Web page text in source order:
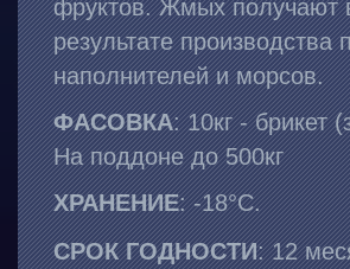
фруктов. Жмых получают
результате производства
наполнителей и морсов.
ФАСОВКА: 10кг - брикет
На поддоне до 500кг
ХРАНЕНИЕ: -18°С.
СРОК ГОДНОСТИ: 12